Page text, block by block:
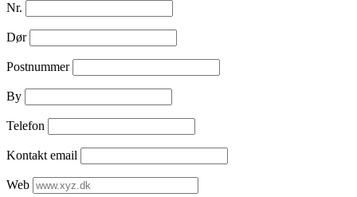
Nr.
Dør
Postnummer
By
Telefon
Kontakt email
Web